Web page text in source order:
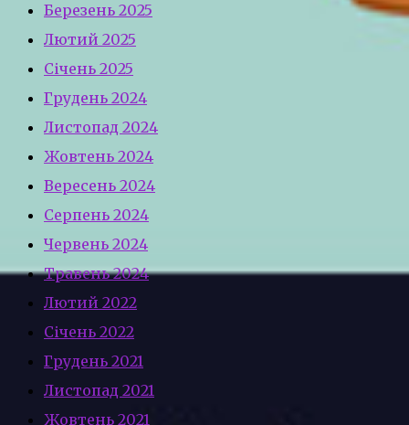
Березень 2025
Лютий 2025
Січень 2025
Грудень 2024
Листопад 2024
Жовтень 2024
Вересень 2024
Серпень 2024
Червень 2024
Травень 2024
Лютий 2022
Січень 2022
Грудень 2021
Листопад 2021
Жовтень 2021